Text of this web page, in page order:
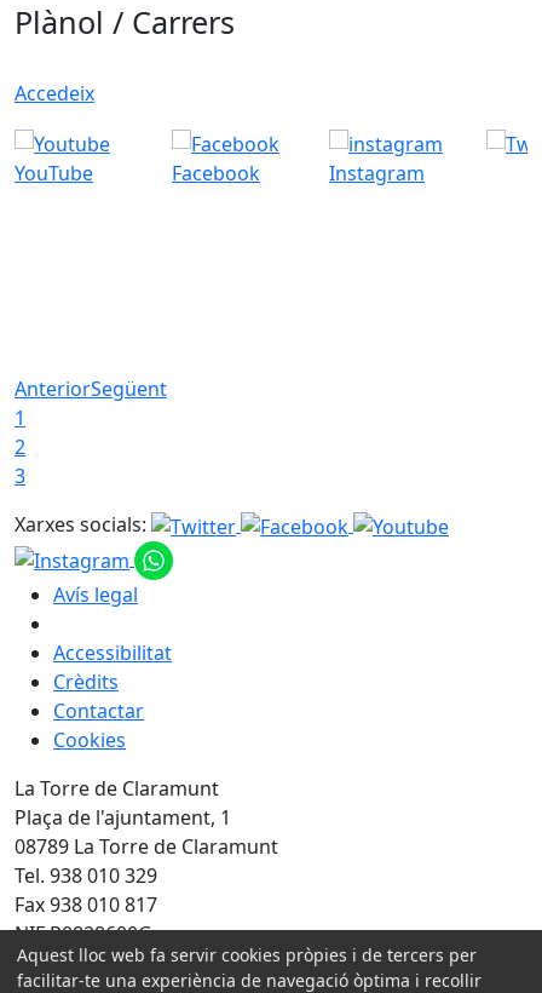
Plànol / Carrers
Accedeix
YouTube Facebook Instagram
AnteriorSegüent
1
2
3
Xarxes socials:
Avís legal
Accessibilitat
Crèdits
Contactar
Cookies
La Torre de Claramunt
Plaça de l'ajuntament, 1
08789 La Torre de Claramunt
Tel. 938 010 329
Fax 938 010 817
NIF P0828600G
Amb la col·laboració de:
Aquest lloc web fa servir cookies pròpies i de tercers per
facilitar-te una experiència de navegació òptima i recollir